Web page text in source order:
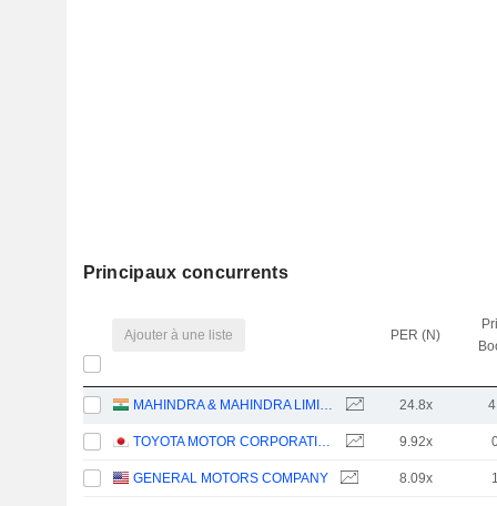
Principaux concurrents
Ajouter à une liste PER (N)
MAHINDRA & MAHINDRA LIMITED 24.8x
TOYOTA MOTOR CORPORATION 9.92x
GENERAL MOTORS COMPANY 8.09x